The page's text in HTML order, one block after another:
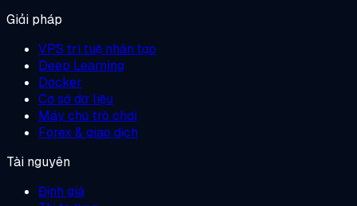
Giải pháp
VPS trí tuệ nhân tạo
Deep Learning
Docker
Cơ sở dữ liệu
Máy chủ trò chơi
Forex & giao dịch
Tài nguyên
Định giá